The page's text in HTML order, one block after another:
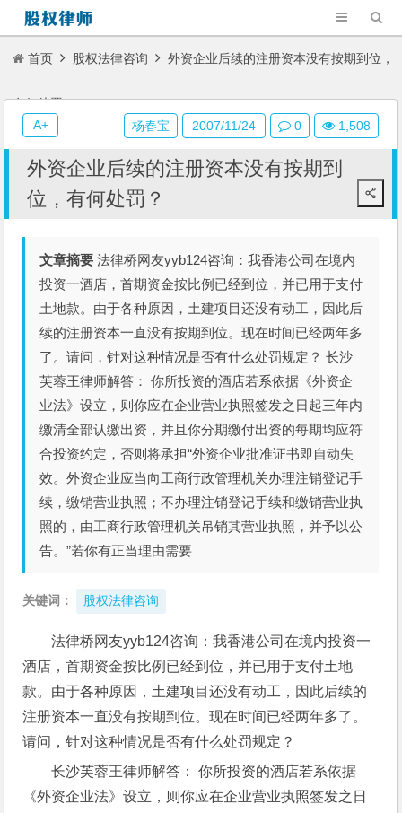
首页 股权法律咨询 外资企业后续的注册资本没有按期到位，
有何处罚？
外资企业后续的注册资本没有按期到
位，有何处罚？
文章摘要 法律桥网友yyb124咨询：我香港公司在境内
投资一酒店，首期资金按比例已经到位，并已用于支付
土地款。由于各种原因，土建项目还没有动工，因此后
续的注册资本一直没有按期到位。现在时间已经两年多
了。请问，针对这种情况是否有什么处罚规定？ 长沙
芙蓉王律师解答： 你所投资的酒店若系依据《外资企
业法》设立，则你应在企业营业执照签发之日起三年内
缴清全部认缴出资，并且你分期缴付出资的每期均应符
合投资约定，否则将承担“外资企业批准证书即自动失
效。外资企业应当向工商行政管理机关办理注销登记手
续，缴销营业执照；不办理注销登记手续和缴销营业执
照的，由工商行政管理机关吊销其营业执照，并予以公
告。”若你有正当理由需要
关键词： 股权法律咨询
法律桥网友yyb124咨询：我香港公司在境内投资一
酒店，首期资金按比例已经到位，并已用于支付土地
款。由于各种原因，土建项目还没有动工，因此后续的
注册资本一直没有按期到位。现在时间已经两年多了。
请问，针对这种情况是否有什么处罚规定？
长沙芙蓉王律师解答： 你所投资的酒店若系依据
《外资企业法》设立，则你应在企业营业执照签发之日
杨春宝 2007/11/24 0 1,508
A+